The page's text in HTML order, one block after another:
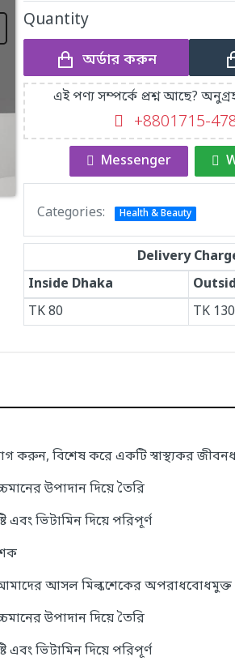
Quantity
অর্ডার করুন
এই পণ্য সম্পর্কে প্রশ্ন আছে?
+8801715-
Messenger
Categories: Health & Beauty
Delivery
Inside Dhaka
TK80 TK 130
বিশেষ করে একটি স্বাস্থ্যকর
উপাদান দিয়ে তৈরি
ভিটামিন দিয়ে পরিপূর্ণ
আমাদের আসল মিল্কশেকের
উপাদান দিয়ে তৈরি
ভিটামিন দিয়ে পরিপূর্ণ